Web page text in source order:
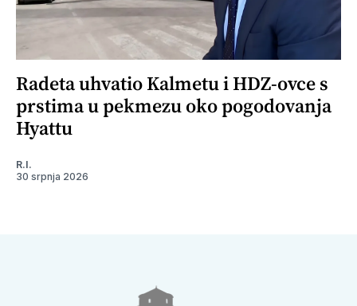
Radeta uhvatio Kalmetu i HDZ-ovce s
prstima u pekmezu oko pogodovanja
Hyattu
R.I.
30 srpnja 2026